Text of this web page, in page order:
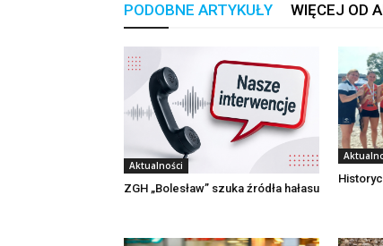
PODOBNE ARTYKUŁY WIĘCEJ OD
Aktualności
ZGH „Bolesław” szuka źródła hałasu